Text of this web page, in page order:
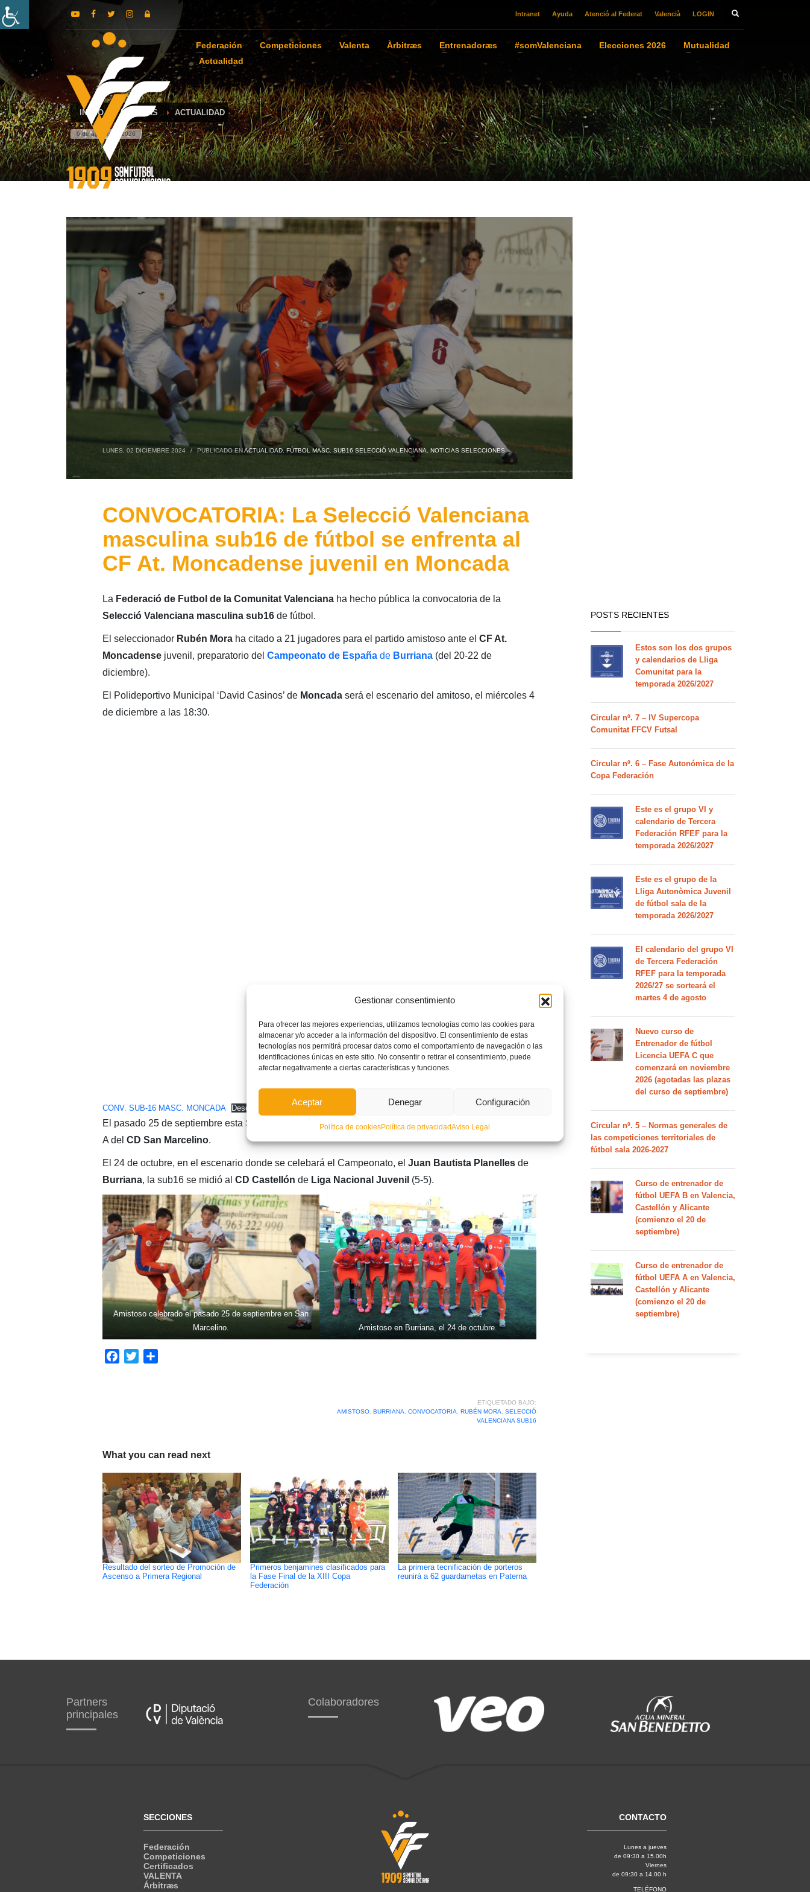
Gestionar consentimiento
Para ofrecer las mejores experiencias, utilizamos tecnologías como las cookies para
almacenar y/o acceder a la información del dispositivo. El consentimiento de estas
tecnologías nos permitirá procesar datos como el comportamiento de navegación o las
identificaciones únicas en este sitio. No consentir o retirar el consentimiento, puede
afectar negativamente a ciertas características y funciones.
Aceptar Denegar Configuración
Política de cookiesPolítica de privacidadAviso Legal
Intranet Ayuda Atenció al Federat Valencià LOGIN
Federación Competiciones Valenta Àrbitræs Entrenadoræs #somValenciana Elecciones 2026
Mutualidad
Actualidad
INICIO NOTICIAS ACTUALIDAD
6 de agosto de 2026
LUNES, 02 DICIEMBRE 2024 / PUBLICADO ENACTUALIDAD, FÚTBOL MASC. SUB16 SELECCIÓ VALENCIANA, NOTICIAS SELECCIONES
CONVOCATORIA: La Selecció Valenciana
masculina sub16 de fútbol se enfrenta al
CF At. Moncadense juvenil en Moncada
La Federació de Futbol de la Comunitat Valencianaha hecho pública la convocatoria de la
Selecció Valenciana masculina sub16de fútbol.
El seleccionador Rubén Mora ha citado a 21 jugadores para el partido amistoso ante el CF At.
Moncadensejuvenil, preparatorio del Campeonato de España de Burriana(del 20-22 de
diciembre).
El Polideportivo Municipal ‘David Casinos’ de Moncadaserá el escenario del amitoso, el miércoles 4
de diciembre a las 18:30.
CONV. SUB-16 MASC. MONCADA Descarga
El pasado 25 de septiembre esta Selecció disputó elprimer amistoso de la temporada ante el Juvenil
A del CD San Marcelino.
El 24 de octubre, en el escenario donde se celebará el Campeonato, el Juan Bautista Planellesde
Burriana, la sub16 se midió al CD Castellón de Liga Nacional Juvenil (5-5).
Amistoso celebrado el pasado 25 de septiembre en San
Marcelino.
Amistoso en Burriana, el 24 de octubre.
Facebook
Twitter
ETIQUETADO BAJO:
AMISTOSO, BURRIANA, CONVOCATORIA, RUBÉN MORA, SELECCIÓ
VALENCIANA SUB16
What you can read next
Resultado del sorteo de Promoción de
Ascenso a Primera Regional
Primeros benjamines clasificados para
la Fase Final de la XIII Copa
Federación
La primera tecnificación de porteros
reunirá a 62 guardametas en Paterna
POSTS RECIENTES
Estos son los dos grupos
y calendarios de Lliga
Comunitat para la
temporada 2026/2027
Circular nº. 7 – IV Supercopa
Comunitat FFCV Futsal
Circular nº. 6 – Fase Autonómica de la
Copa Federación
Este es el grupo VI y
calendario de Tercera
Federación RFEF para la
temporada 2026/2027
Este es el grupo de la
Lliga Autonòmica Juvenil
de fútbol sala de la
temporada 2026/2027
El calendario del grupo VI
de Tercera Federación
RFEF para la temporada
2026/27 se sorteará el
martes 4 de agosto
Nuevo curso de
Entrenador de fútbol
Licencia UEFA C que
comenzará en noviembre
2026 (agotadas las plazas
del curso de septiembre)
Circular nº. 5 – Normas generales de
las competiciones territoriales de
fútbol sala 2026-2027
Curso de entrenador de
fútbol UEFA B en Valencia,
Castellón y Alicante
(comienzo el 20 de
septiembre)
Curso de entrenador de
fútbol UEFA A en Valencia,
Castellón y Alicante
(comienzo el 20 de
septiembre)
Partners
principales
Colaboradores
SECCIONES
Federación
Competiciones
Certificados
VALENTA
Árbitræs
CONTACTO
Lunes a jueves
de 09:30 a 15.00h
Viernes
de 09:30 a 14.00 h
TELÉFONO